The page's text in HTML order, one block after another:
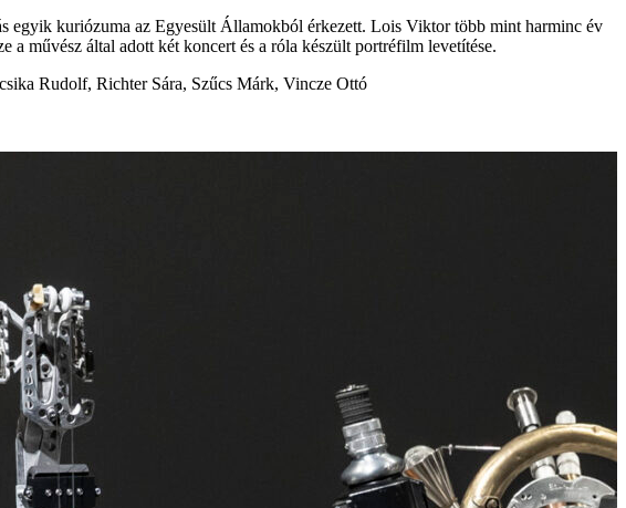
egyik kuriózuma az Egyesült Államokból érkezett. Lois Viktor több mint harminc év
a művész által adott két koncert és a róla készült portréfilm levetítése.
Rudolf, Richter Sára, Szűcs Márk, Vincze Ottó